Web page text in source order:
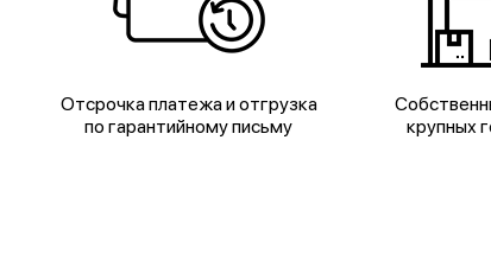
Отсрочка платежа и отгрузка
по гарантийному письму
крупных